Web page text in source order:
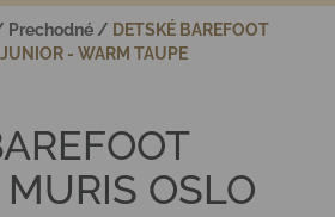
Prechodné / DETSKÉ BAREFOOT
- WARM TAUPE
OSLO